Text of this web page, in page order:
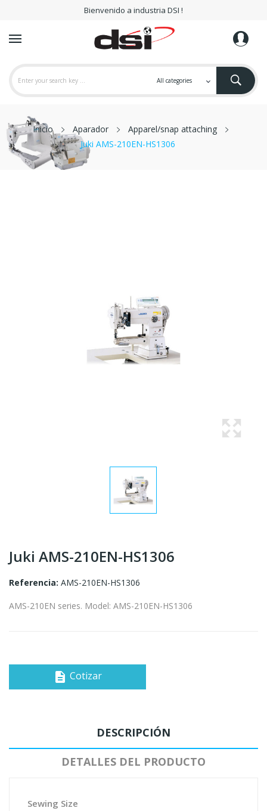
Bienvenido a industria DSI !
Inicio Aparador
Apparel/snap attaching
Juki AMS-210EN-HS1306
Juki AMS-210EN-HS1306
Referencia: AMS-210EN-HS1306
AMS-210EN series. Model: AMS-210EN-HS1306
description Cotizar
DESCRIPCIÓN
DETALLES DEL PRODUCTO
Sewing Size